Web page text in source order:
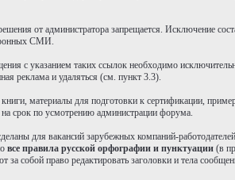
от администратора запрещается. Исключение
СМИ.
с указанием таких ссылок необходимо
реклама и удаляться (см. пункт 3.3).
материалы для подготовки к сертификации,
срок по усмотрению администрации форума.
для вакансий зарубежных компаний-
все правила русской орфографии и пунктуации(в
собой право редактировать заголовки и тела